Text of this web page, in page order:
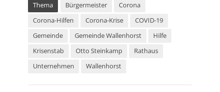
Thema Bürgermeister
Corona
Corona-Hilfen
Corona-Krise
COVID-19
Gemeinde
Gemeinde Wallenhorst
Hilfe
Krisenstab
Otto Steinkamp
Rathaus
Unternehmen
Wallenhorst